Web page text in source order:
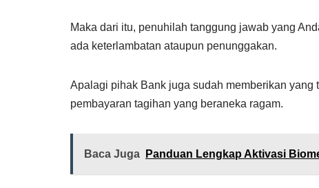
Maka dari itu, penuhilah tanggung jawab yang
ada keterlambatan ataupun penunggakan.
Apalagi pihak Bank juga sudah memberikan
pembayaran tagihan yang beraneka ragam.
Baca Juga Panduan Lengkap Aktivasi